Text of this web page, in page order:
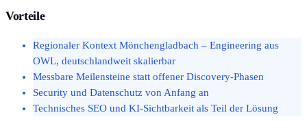
Vorteile
Regionaler Kontext Mönchengladbach – Engineering aus
OWL, deutschlandweit skalierbar
Messbare Meilensteine statt offener Discovery-Phasen
Security und Datenschutz von Anfang an
Technisches SEO und KI-Sichtbarkeit als Teil der Lösung